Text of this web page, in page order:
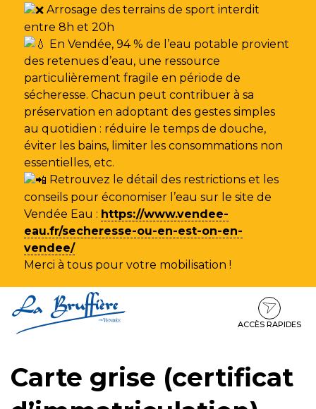
Arrosage des terrains de sport interdit
entre 8h et 20h
En Vendée, 94 % de l’eau potable provient
des retenues d’eau, une ressource
particulièrement fragile en période de
sécheresse. Chacun peut contribuer à sa
préservation en adoptant des gestes simples
au quotidien : réduire le temps de douche,
éviter les bains, limiter les consommations non
essentielles, etc.
Retrouvez le détail des restrictions et les
conseils pour économiser l’eau sur le site de
Vendée Eau : https://www.vendee-
eau.fr/secheresse-ou-en-est-on-en-
vendee/
Merci à tous pour votre mobilisation !
au
contenu
au
ACCÈS RAPIDES
Carte grise (certificat